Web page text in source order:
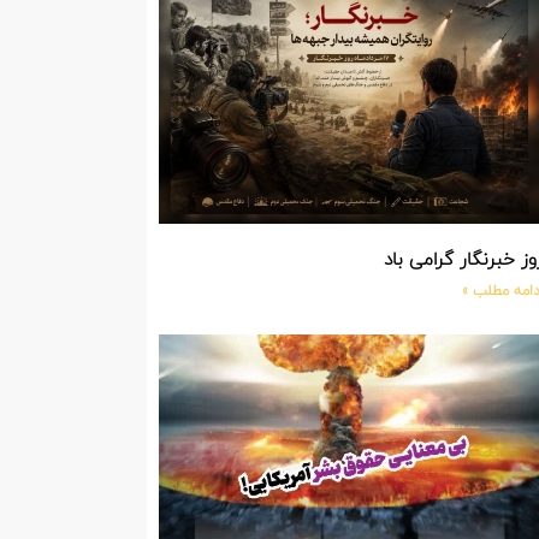
خبرنگار گرامی باد
مطلب »